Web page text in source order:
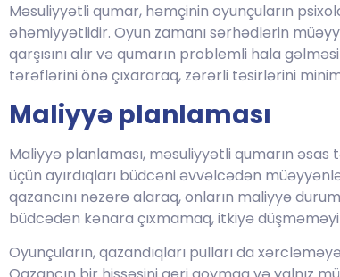
Məsuliyyətli qumar, həmçinin oyunçuların
əhəmiyyətlidir. Oyun zamanı sərhədlərin
qarşısını alır və qumarın problemli hala
tərəflərini önə çıxararaq, zərərli təsirlərini
Maliyyə planlaması
Maliyyə planlaması, məsuliyyətli qumarın
üçün ayırdıqları büdcəni əvvəlcədən
qazancını nəzərə alaraq, onların maliyyə
büdcədən kənara çıxmamaq, itkiyə
Oyunçuların, qazandıqları pulları da